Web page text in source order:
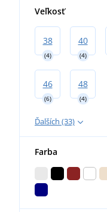
Veľkosť
38
(4)
40
(4)
46
(6)
48
(4)
Ďalších (33)
Farba